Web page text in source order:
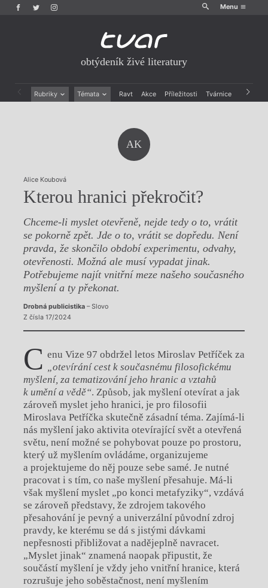
Menu
obtýdeník živé literatury
Rubriky Témata Ravt Akce Příležitosti Tvárnice Archiv
AK
Alice Koubová
Kterou hranici překročit?
Chceme-li myslet otevřeně, nejde tedy o to, vrátit
se pokorně zpět. Jde o to, vrátit se dopředu. Není
pravda, že skončilo období experimentu, odvahy,
otevřenosti. Možná ale musí vypadat jinak.
Potřebujeme najít vnitřní meze našeho současného
myšlení a ty překonat.
Drobná publicistika– Slovo
Z čísla 17/2024
C enu Vize 97 obdržel letos Miroslav Petříček za
„otevírání cest k současnému filosofickému
myšlení, za tematizování jeho hranic a vztahů
k umění a vědě“. Způsob, jak myšlení otevírat a jak
zároveň myslet jeho hranici, je pro filosofii
Miroslava Petříčka skutečně zásadní téma. Zajímá-li
nás myšlení jako aktivita otevírající svět a otevřená
světu, není možné se pohybovat pouze po prostoru,
který už myšlením ovládáme, organizujeme
a projektujeme do něj pouze sebe samé. Je nutné
pracovat i s tím, co naše myšlení přesahuje. Má-li
však myšlení myslet „po konci metafyziky“, vzdává
se zároveň představy, že zdrojem takového
přesahování je pevný a univerzální původní zdroj
pravdy, ke kterému se dá s jistými dávkami
nepřesnosti přibližovat a nadějeplně navracet.
„Myslet jinak“ znamená naopak připustit, že
součástí myšlení je vždy jeho vnitřní hranice, která
rozrušuje jeho soběstačnost, není myšlením